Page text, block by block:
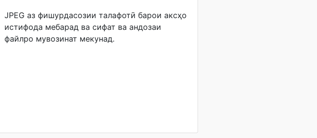
JPEG аз фишурдасозии талафотӣ барои аксҳо
истифода мебарад ва сифат ва андозаи
файлро мувозинат мекунад.